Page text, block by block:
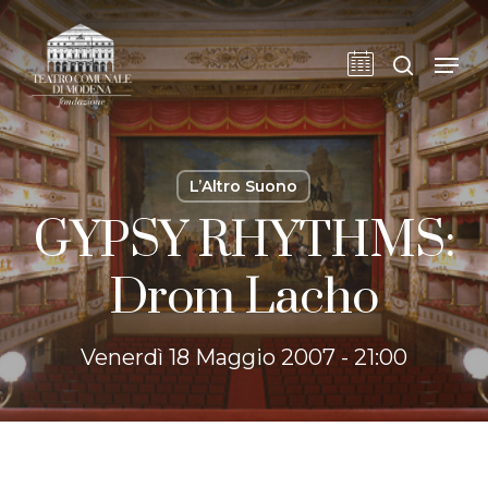
Skip
to
main
content
cerca
L’Altro Suono
GYPSY RHYTHMS:
Drom Lacho
Venerdì 18 Maggio 2007 - 21:00